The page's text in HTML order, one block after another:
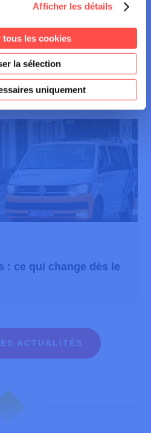
Afficher les détails
tous les cookies
la sélection
uniquement
de prendre la route
: ce qui change dès le
ACTUALITÉS